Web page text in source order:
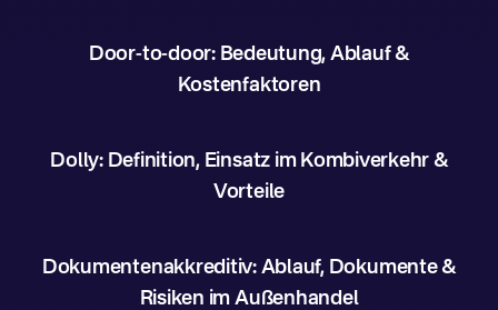
Door-to-door: Bedeutung, Ablauf &
Kostenfaktoren
Dolly: Definition, Einsatz im Kombiverkehr &
Vorteile
Dokumentenakkreditiv: Ablauf, Dokumente &
Risiken im Außenhandel